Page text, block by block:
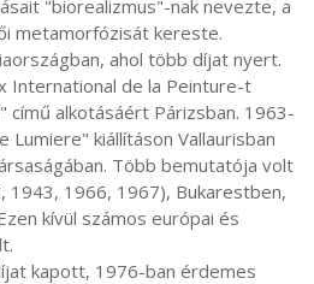
"biorealizmus"-nak nevezte, a
metamorfózisát kereste.
ahol több díjat nyert.
International de la Peinture-t
című alkotásáért Párizsban. 1963-
kiállításon Vallaurisban
Több bemutatója volt
1943, 1966, 1967), Bukarestben,
kívül számos európai és